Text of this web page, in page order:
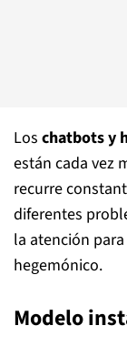
Los chatbots y
están cada vez
recurre
diferentes
la atención
hegemónico.
Modelo